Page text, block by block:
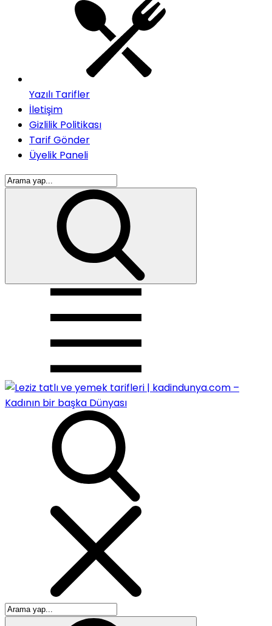
Yazılı Tarifler
İletişim
Gizlilik Politikası
Tarif Gönder
Üyelik Paneli